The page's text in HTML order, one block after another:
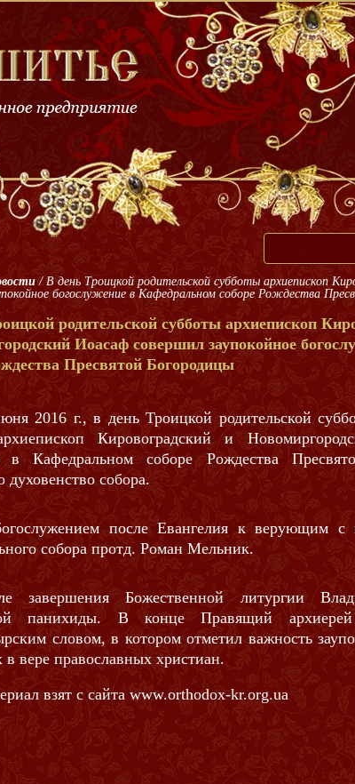
/ В день Троицкой родительской субботы архиепископ
богослужение в Кафедральном соборе Рождества
родительской субботы архиепископ
Иоасаф совершил заупокойное
Пресвятой Богородицы
2016 г., в день Троицкой родительской
Кировоградский и
в Кафедральном соборе Рождества
духовенство собора.
после Евангелия к верующим с
собора протд. Роман Мельник.
завершения Божественной литургии
панихиды. В конце Правящий
словом, в котором отметил важность
вере православных христиан.
взят с сайта www.orthodox-kr.org.ua